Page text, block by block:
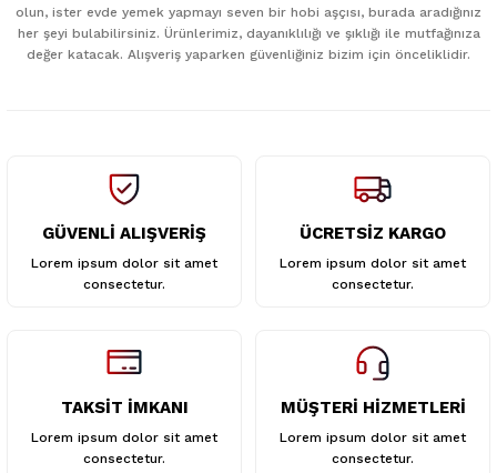
Ürün bilgilerinde hatalar bulunuyor.
Ürün fiyatı diğer sitelerden daha pahalı.
olun, ister evde yemek yapmayı seven bir hobi aşçısı, burada aradığınız
her şeyi bulabilirsiniz. Ürünlerimiz, dayanıklılığı ve şıklığı ile mutfağınıza
değer katacak. Alışveriş yaparken güvenliğiniz bizim için önceliklidir.
GÜVENLİ ALIŞVERİŞ
Lorem ipsum dolor sit amet
consectetur.
ÜCRETSİZ KARGO
Lorem ipsum dolor sit amet
consectetur.
TAKSİT İMKANI
Lorem ipsum dolor sit amet
consectetur.
MÜŞTERİ HİZMETLERİ
Lorem ipsum dolor sit amet
consectetur.